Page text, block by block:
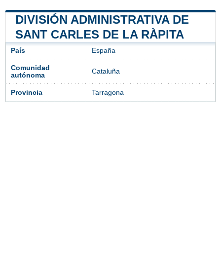
DIVISIÓN ADMINISTRATIVA DE
SANT CARLES DE LA RÀPITA
País España
Comunidad
autónoma
Cataluña
Provincia Tarragona